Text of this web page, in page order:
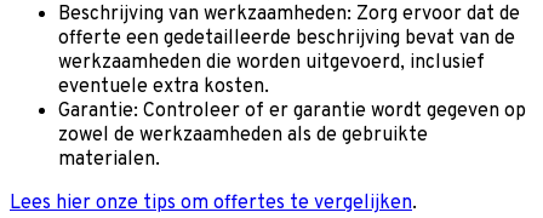
Beschrijving van werkzaamheden: Zorg ervoor dat de
offerte een gedetailleerde beschrijving bevat van de
werkzaamheden die worden uitgevoerd, inclusief
eventuele extra kosten.
Garantie: Controleer of er garantie wordt gegeven op
zowel de werkzaamheden als de gebruikte
materialen.
Lees hier onze tips om offertes te vergelijken.